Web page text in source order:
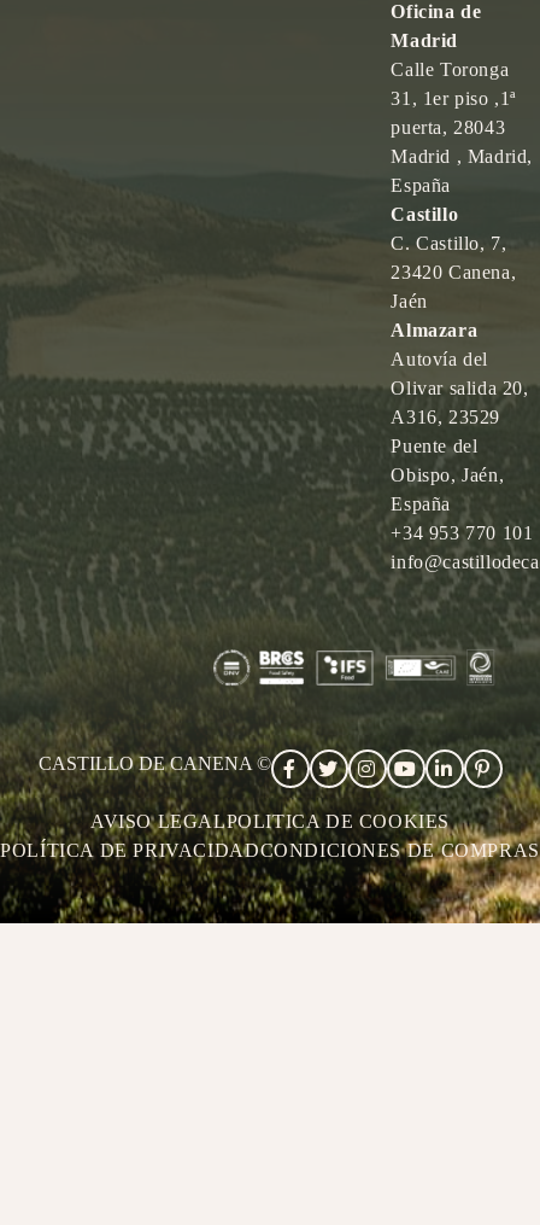
Oficina de
Madrid
Calle Toronga
31, 1er piso ,1ª
puerta, 28043
Madrid , Madrid,
España
Castillo
C. Castillo, 7,
23420 Canena,
Jaén
Almazara
Autovía del
Olivar salida 20,
A316, 23529
Puente del
Obispo, Jaén,
España
+34 953 770 101
CASTILLO DE CANENA ©
AVISO LEGALPOLITICA DE COOKIES
POLÍTICA DE PRIVACIDADCONDICIONES DE COMPRAS